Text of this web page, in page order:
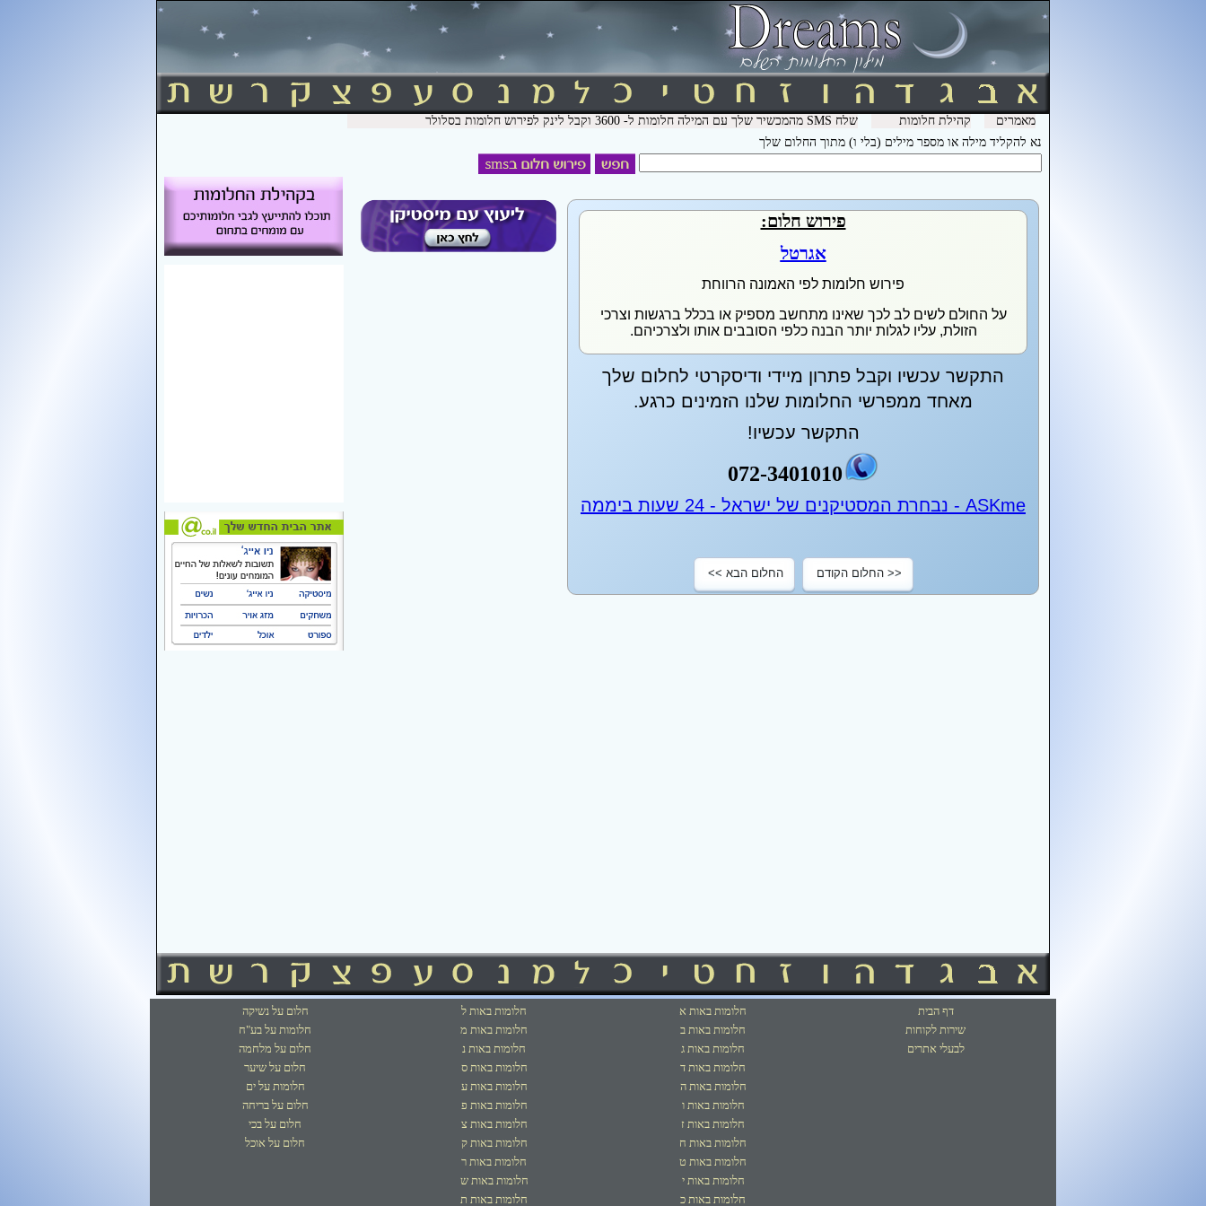
מאמרים קהילת חלומות
שלח SMS מהמכשיר שלך עם המילה חלומות ל- 3600 וקבל לינק לפירוש חלומות בסלולר
נא להקליד מילה או מספר מילים (בלי ו) מתוך החלום שלך
פירוש חלום:
אגרטל
פירוש חלומות לפי האמונה הרווחת
על החולם לשים לב לכך שאינו מתחשב מספיק או בכלל ברגשות וצרכי
הזולת, עליו לגלות יותר הבנה כלפי הסובבים אותו ולצרכיהם.
התקשר עכשיו וקבל פתרון מיידי ודיסקרטי לחלום שלך
מאחד ממפרשי החלומות שלנו הזמינים כרגע.
התקשר עכשיו!
072-3401010
ASKme - נבחרת המסטיקנים של ישראל - 24 שעות ביממה
<< החלום הקודם החלום הבא >>
דף הבית
שירות לקוחות
לבעלי אתרים
חלומות באות א
חלומות באות ב
חלומות באות ג
חלומות באות ד
חלומות באות ה
חלומות באות ו
חלומות באות ז
חלומות באות ח
חלומות באות ט
חלומות באות י
חלומות באות כ
חלומות באות ל
חלומות באות מ
חלומות באות נ
חלומות באות ס
חלומות באות ע
חלומות באות פ
חלומות באות צ
חלומות באות ק
חלומות באות ר
חלומות באות ש
חלומות באות ת
חלום על נשיקה
חלומות על בע"ח
חלום על מלחמה
חלום על שיער
חלומות על ים
חלום על בריחה
חלום על בכי
חלום על אוכל